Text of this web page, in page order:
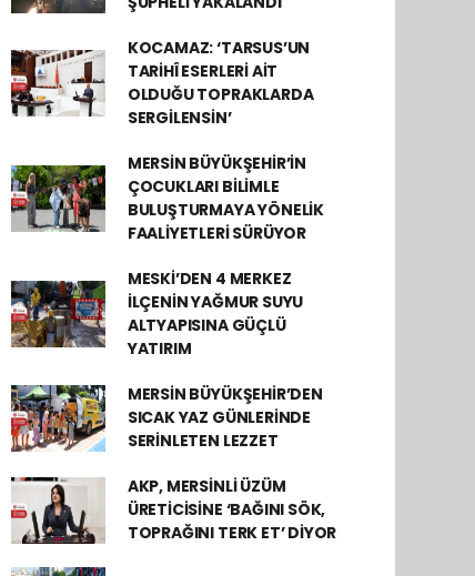
KOCAMAZ: ‘TARSUS’UN
TARİHÎ ESERLERİ AİT
OLDUĞU TOPRAKLARDA
SERGİLENSİN’
MERSİN BÜYÜKŞEHİR’İN
ÇOCUKLARI BİLİMLE
BULUŞTURMAYA YÖNELİK
FAALİYETLERİ SÜRÜYOR
MESKİ’DEN 4 MERKEZ
İLÇENİN YAĞMUR SUYU
ALTYAPISINA GÜÇLÜ
YATIRIM
MERSİN BÜYÜKŞEHİR’DEN
SICAK YAZ GÜNLERİNDE
SERİNLETEN LEZZET
AKP, MERSİNLİ ÜZÜM
ÜRETİCİSİNE ‘BAĞINI SÖK,
TOPRAĞINI TERK ET’ DİYOR